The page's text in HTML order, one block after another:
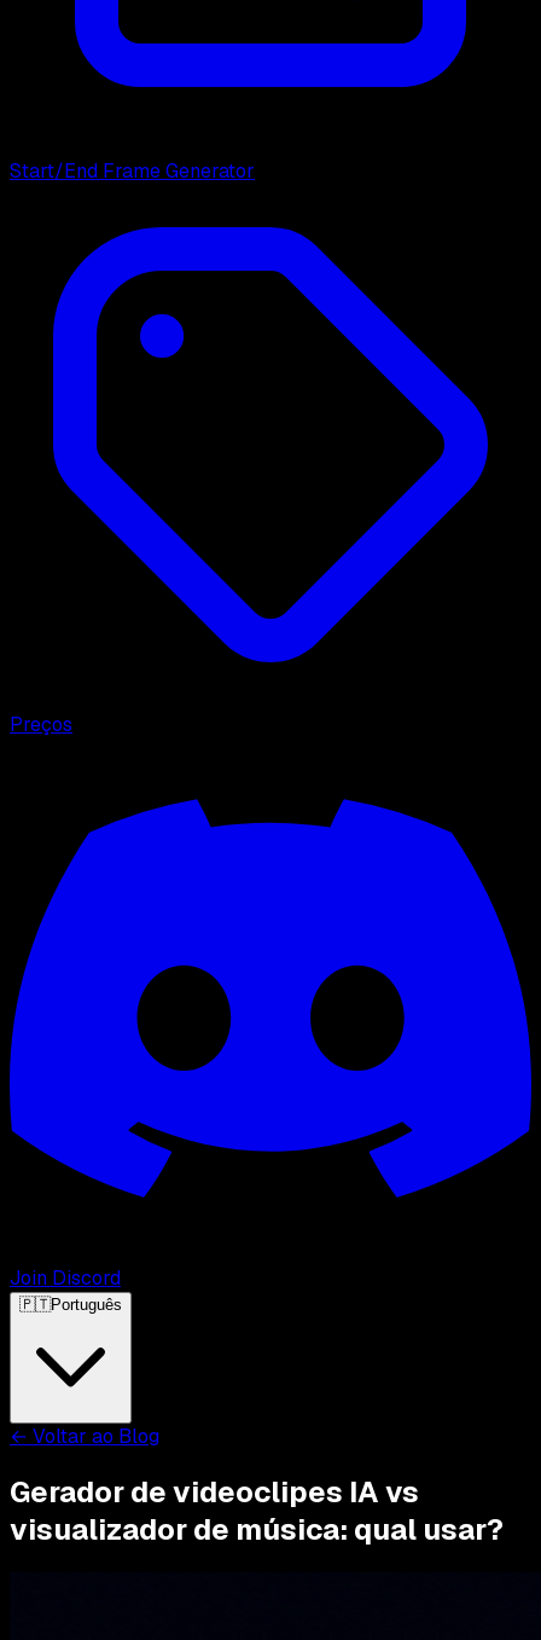
Start/End Frame Generator
Preços
Join Discord
🇵🇹Português
← Voltar ao Blog
Gerador de videoclipes IA vs
visualizador de música: qual usar?